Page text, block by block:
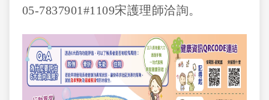
05-7837901#1109宋護理師洽詢。